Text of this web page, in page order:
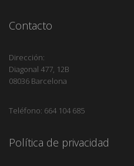
Contacto
Dirección:
Diagonal 477, 12B
08036 Barcelona
Teléfono: 664 104 685
Política de privacidad